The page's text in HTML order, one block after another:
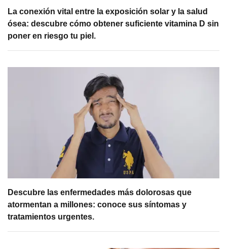
La conexión vital entre la exposición solar y la salud
ósea: descubre cómo obtener suficiente vitamina D sin
poner en riesgo tu piel.
Descubre las enfermedades más dolorosas que
atormentan a millones: conoce sus síntomas y
tratamientos urgentes.